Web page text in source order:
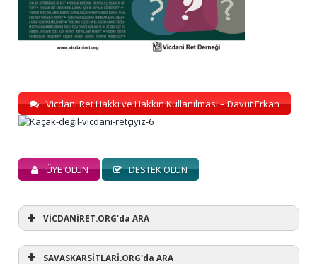
Vicdani Ret Hakkı ve Hakkın Kullanılması – Davut Erkan
ÜYE OLUN DESTEK OLUN
VİCDANİRET.ORG'da ARA
SAVASKARSİTLARİ.ORG'da ARA